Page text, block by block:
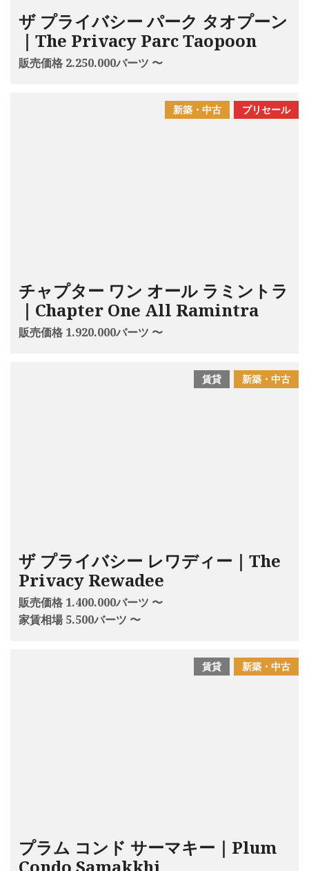
ザ プライバシー パーク タオプーン
｜The Privacy Parc Taopoon
販売価格 2.250.000バーツ 〜
プリセール
新築・中古
チャプター ワン オール ラミントラ
｜Chapter One All Ramintra
販売価格 1.920.000バーツ 〜
新築・中古
賃貸
ザ プライバシー レワディー｜The
Privacy Rewadee
販売価格 1.400.000バーツ 〜
家賃相場 5.500バーツ 〜
新築・中古
賃貸
プラム コンド サーマキー｜Plum
Condo Samakkhi